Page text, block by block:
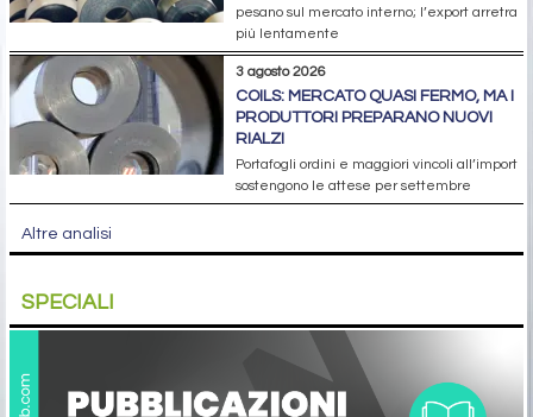
pesano sul mercato interno; l’export arretra
più lentamente
3 agosto 2026
COILS: MERCATO QUASI FERMO, MA I
PRODUTTORI PREPARANO NUOVI
RIALZI
Portafogli ordini e maggiori vincoli all’import
sostengono le attese per settembre
Altre analisi
SPECIALI